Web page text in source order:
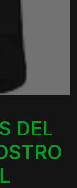
DEL